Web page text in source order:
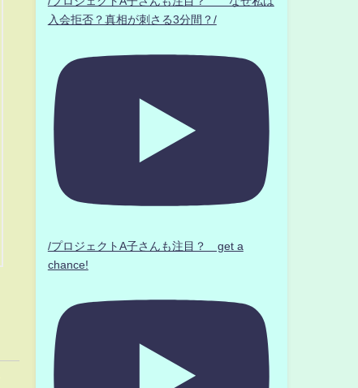
入会拒否？真相が刺さる3分間？/
/プロジェクトA子さんも注目？ get a
chance!